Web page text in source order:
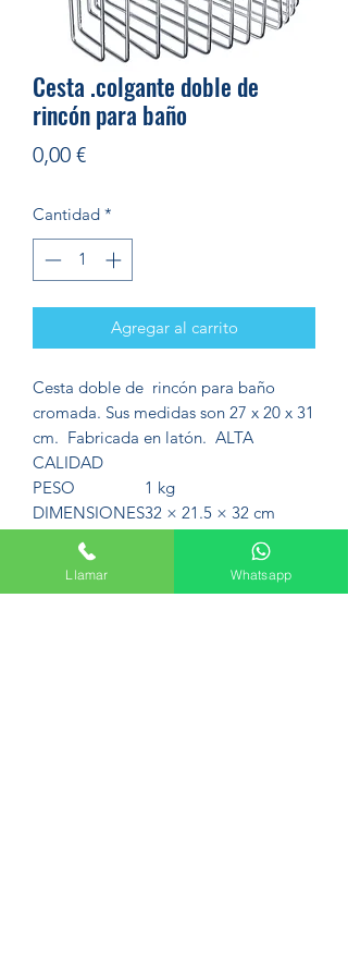
Cesta .colgante doble de
rincón para baño
0,00 €Precio
Cantidad *
Agregar al carrito
Cesta doble de rincón para baño
cromada. Sus medidas son 27 x 20 x 31
cm. Fabricada en latón. ALTA
CALIDAD
PESO
1 kg
DIMENSIONES32 × 21.5 × 32 cm
Llamar Whatsapp